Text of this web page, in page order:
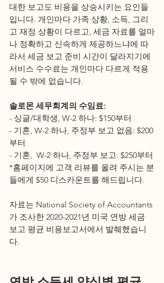
대한 보고도 비용을 상승시키는 요인들
입니다. 개인마다 가족 상황, 소득, 그리
고 재정 상황이 다르고, 세금 자료를 얼마
나 정확하고 신속하게 제공하느냐에 따
라서 세금 보고 준비 시간이 달라지기에
서비스 수수료는 개인마다 다르게 적용
될 수 밖에 없습니다.
솔로몬 세무회계의 수임료:
- 싱글/대학생, W-2 하나: $150부터
- 기혼, W-2 하나, 주정부 보고 없음: $200
부터
- 기혼,  W-2 하나, 주정부 보고: $250부터
*홈페이지에 고객 리뷰를 올려 주시는 분
들에게 $50 디스카운트를 해드립니다.
자료는 National Society of Accountants
가 조사한 2020-2021년 미국 연방 세금
보고 평균 비용보고서에서 발췌했습니
다.